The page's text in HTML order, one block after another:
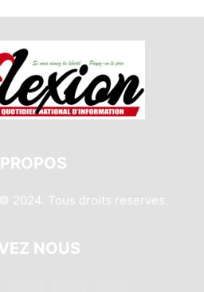
2024. Tous droits reserves.
NOUS